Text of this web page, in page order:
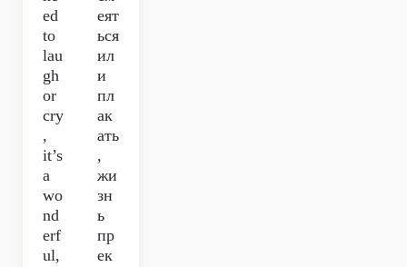
ed
to
lau
gh
or
cry
,
it’s
a
wo
nd
erf
ul,
еят
ься
ил
и
пл
ак
ать
,
жи
зн
ь
пр
ек